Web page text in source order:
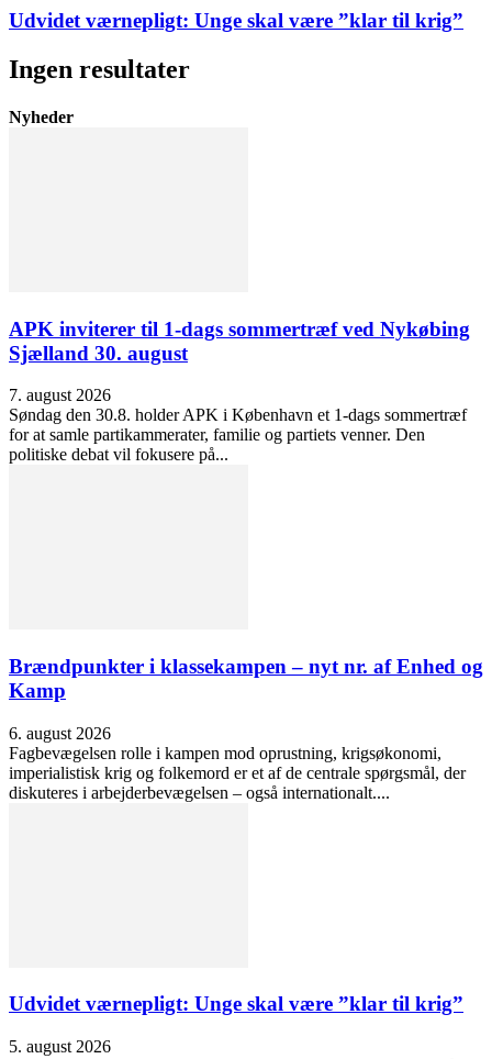
Udvidet værnepligt: Unge skal være ”klar til krig”
Ingen resultater
Nyheder
APK inviterer til 1-dags sommertræf ved Nykøbing
Sjælland 30. august
7. august 2026
Søndag den 30.8. holder APK i København et 1-dags sommertræf
for at samle partikammerater, familie og partiets venner. Den
politiske debat vil fokusere på...
Brændpunkter i klassekampen – nyt nr. af Enhed og
Kamp
6. august 2026
Fagbevægelsen rolle i kampen mod oprustning, krigsøkonomi,
imperialistisk krig og folkemord er et af de centrale spørgsmål, der
diskuteres i arbejderbevægelsen – også internationalt....
Udvidet værnepligt: Unge skal være ”klar til krig”
5. august 2026